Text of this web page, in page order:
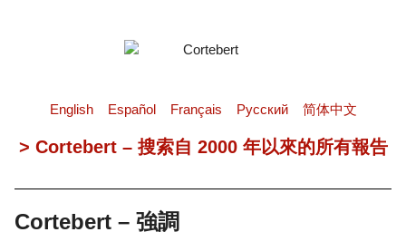
English Español Français Pусский 简体中文
> Cortebert – 搜索自 2000 年以來的所有報告
Cortebert – 強調